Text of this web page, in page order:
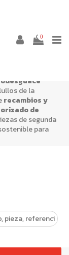
0
de la
recambios y
de
de segunda
para
con la